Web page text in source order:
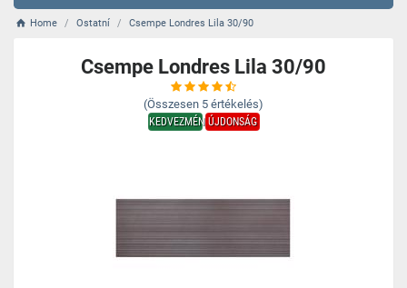
Home Ostatní Csempe Londres Lila 30/90
Csempe Londres Lila 30/90
(Összesen 5 értékelés)
KEDVEZMÉNYÚJDONSÁG